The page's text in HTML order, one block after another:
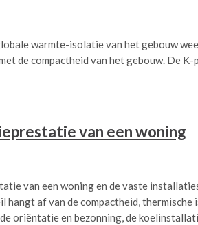
warmte-isolatie van het gebouw
de compactheid van het gebouw. De
van een woning
van een woning en de vaste
hangt af van de compactheid,
oriëntatie en bezonning, de